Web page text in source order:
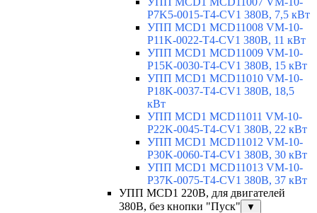
P7K5-0015-T4-CV1 380В, 7,5 кВт
УПП MCD1 MCD11008 VM-10-
P11K-0022-T4-CV1 380В, 11 кВт
УПП MCD1 MCD11009 VM-10-
P15K-0030-T4-CV1 380В, 15 кВт
УПП MCD1 MCD11010 VM-10-
P18K-0037-T4-CV1 380В, 18,5
кВт
УПП MCD1 MCD11011 VM-10-
P22K-0045-T4-CV1 380В, 22 кВт
УПП MCD1 MCD11012 VM-10-
P30K-0060-T4-CV1 380В, 30 кВт
УПП MCD1 MCD11013 VM-10-
P37K-0075-T4-CV1 380В, 37 кВт
УПП MCD1 220В, для двигателей
380В, без кнопки "Пуск"
▼